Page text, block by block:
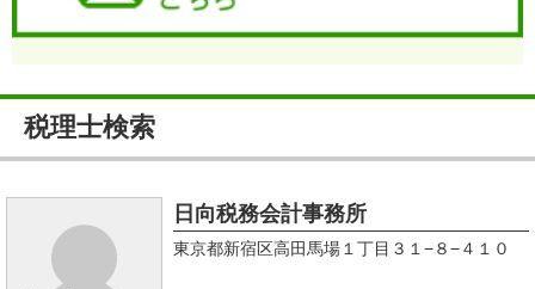
税理士検索
日向税務会計事務所
東京都新宿区高田馬場１丁目３１−８−４１０